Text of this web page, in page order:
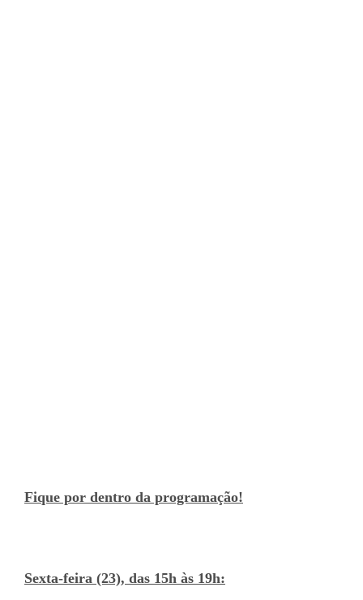
Fique por dentro da programação!
Sexta-feira (23), das 15h às 19h: